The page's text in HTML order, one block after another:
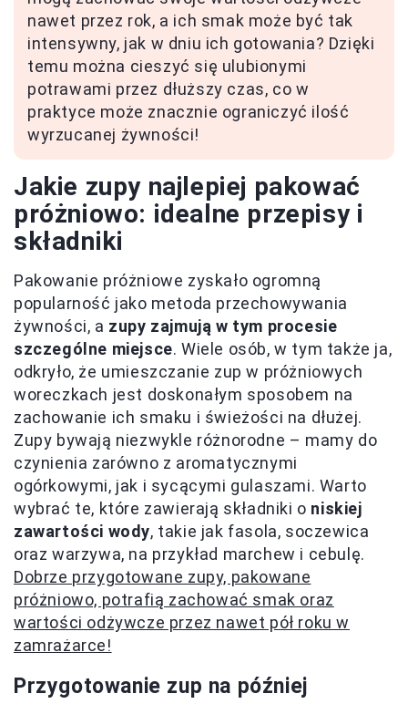
nawet przez rok, a ich smak może być tak
intensywny, jak w dniu ich gotowania? Dzięki
temu można cieszyć się ulubionymi
potrawami przez dłuższy czas, co w
praktyce może znacznie ograniczyć ilość
wyrzucanej żywności!
Jakie zupy najlepiej pakować
próżniowo: idealne przepisy i
składniki
Pakowanie próżniowe zyskało ogromną
popularność jako metoda przechowywania
żywności, a zupy zajmują w tym procesie
szczególne miejsce. Wiele osób, w tym także ja,
odkryło, że umieszczanie zup w próżniowych
woreczkach jest doskonałym sposobem na
zachowanie ich smaku i świeżości na dłużej.
Zupy bywają niezwykle różnorodne – mamy do
czynienia zarówno z aromatycznymi
ogórkowymi, jak i sycącymi gulaszami. Warto
wybrać te, które zawierają składniki o niskiej
zawartości wody, takie jak fasola, soczewica
oraz warzywa, na przykład marchew i cebulę.
Dobrze przygotowane zupy, pakowane
próżniowo, potrafią zachować smak oraz
wartości odżywcze przez nawet pół roku w
zamrażarce!
Przygotowanie zup na później